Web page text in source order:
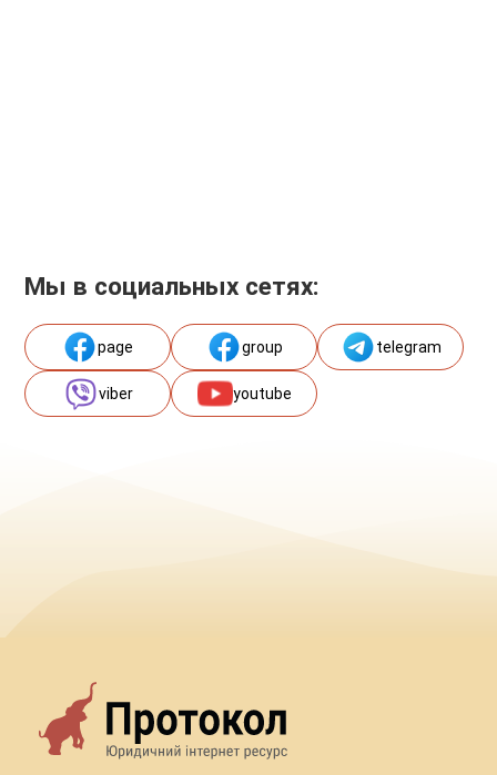
Мы в социальных сетях:
page group telegram
viber youtube